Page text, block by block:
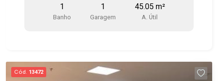
1
Banho
1
Garagem
45.05 m²
A. Útil
Cód. 13472